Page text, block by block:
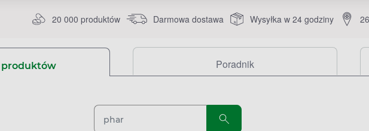
20 000 produktów Darmowa dostawa Wysyłka w 24 godziny
produktów Poradnik